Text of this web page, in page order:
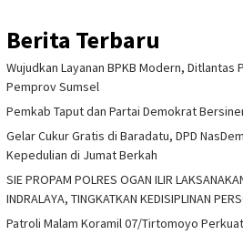
Berita Terbaru
Wujudkan Layanan BPKB Modern, Ditlantas
Pemprov Sumsel
Pemkab Taput dan Partai Demokrat
Gelar Cukur Gratis di Baradatu, DPD
Kepedulian di Jumat Berkah
SIE PROPAM POLRES OGAN ILIR
INDRALAYA, TINGKATKAN KEDISIPLINAN
Patroli Malam Koramil 07/Tirtomoyo